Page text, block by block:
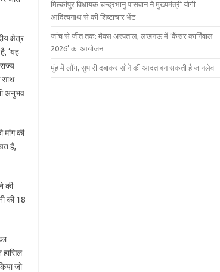
क्षेत्र
‘यह
साथ
अनुभव
मांग की
है,
की
की 18
हासिल
जो
मिल्कीपुर विधायक चन्द्रभानु पासवान ने मुख्यमंत्री योगी
आदित्यनाथ से की शिष्टाचार भेंट
जांच से जीत तक: मैक्स अस्पताल, लखनऊ में ‘कैंसर कार्निवाल
2026’ का आयोजन
मुंह में लौंग, सुपारी दबाकर सोने की आदत बन सकती है जानलेवा